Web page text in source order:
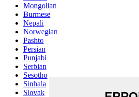
Mongolian
Burmese
Nepali
Norwegian
Pashto
Persian
Punjabi
Serbian
Sesotho
Sinhala
Slovak